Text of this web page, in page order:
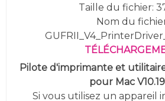
Taille du fichier:
Nom du
Pilote d'imprimante et
pour Mac
Si vous utilisez un appareil